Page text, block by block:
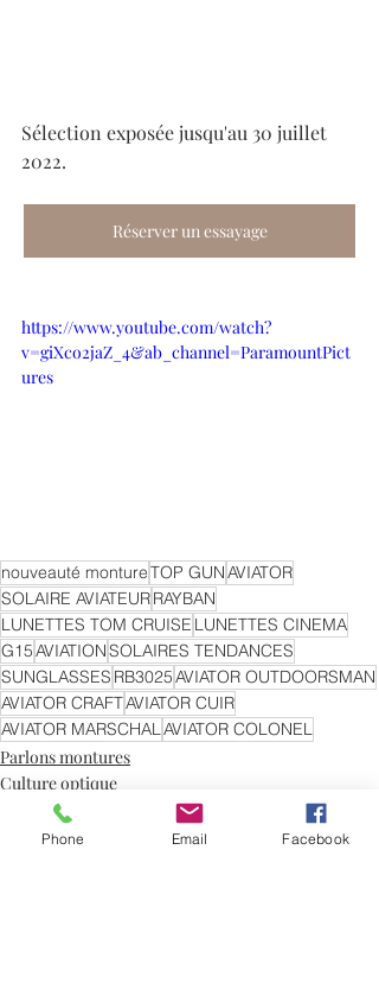
Sélection exposée jusqu'au 30 juillet
2022.
Réserver un essayage
https://www.youtube.com/watch?
v=giXco2jaZ_4&ab_channel=ParamountPict
ures
nouveauté montureTOP GUNAVIATOR
SOLAIRE AVIATEURRAYBAN
LUNETTES TOM CRUISE LUNETTES CINEMA
G15AVIATIONSOLAIRES TENDANCES
SUNGLASSES RB3025AVIATOR OUTDOORSMAN
AVIATOR CRAFTAVIATOR CUIR
AVIATOR MARSCHALAVIATOR COLONEL
Parlons montures
Culture optique
Phone Email Facebook